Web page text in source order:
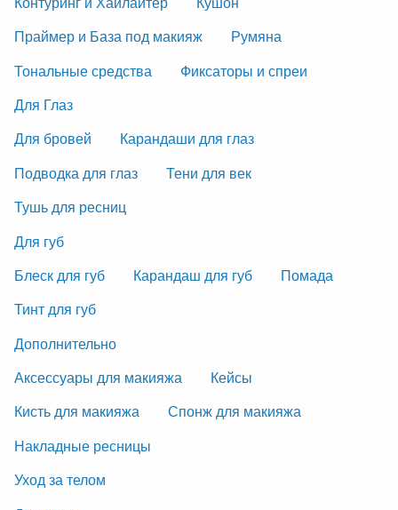
Праймер и База под макияж
Румяна
Тональные средства
Фиксаторы и спреи
Для Глаз
Для бровей
Карандаши для глаз
Подводка для глаз
Тени для век
Тушь для ресниц
Для губ
Блеск для губ
Карандаш для губ
Помада
Тинт для губ
Дополнительно
Аксессуары для макияжа
Кейсы
Кисть для макияжа
Спонж для макияжа
Накладные ресницы
Уход за телом